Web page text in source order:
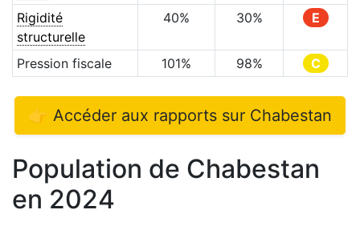
Rigidité
structurelle
40% 30% E
Pression fiscale 101% 98% C
👉 Accéder aux rapports sur Chabestan
Population de Chabestan
en 2024